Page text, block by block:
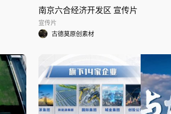
南京六合经济开发区 宣传片
宣传片
古德莫原创素材